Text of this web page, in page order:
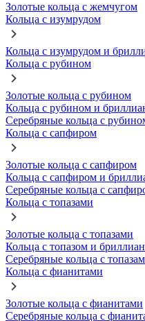
Золотые кольца с жемчугом
Кольца с изумрудом
Кольца с изумрудом и
Кольца с рубином
Золотые кольца с рубином
Кольца с рубином и
Серебряные кольца с
Кольца с сапфиром
Золотые кольца с сапфиром
Кольца с сапфиром и
Серебряные кольца с
Кольца с топазами
Золотые кольца с топазами
Кольца с топазом и
Серебряные кольца с
Кольца с фианитами
Золотые кольца с фианитами
Серебряные кольца с